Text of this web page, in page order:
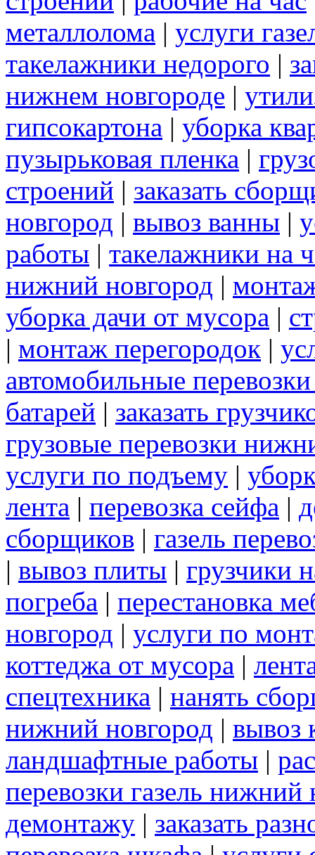
металлолома | услуги
такелажники недорого |
нижнем новгороде |
гипсокартона | уборка
пузырьковая пленка |
строений | заказать
новгород | вывоз ванны |
работы | такелажники на
нижний новгород |
уборка дачи от мусора |
| монтаж перегородок |
автомобильные
батарей | заказать
грузовые перевозки
услуги по подъему |
лента | перевозка сейфа |
сборщиков | газель
| вывоз плиты | грузчики
погреба | перестановка
новгород | услуги по
коттеджа от мусора |
спецтехника | нанять
нижний новгород | вывоз
ландшафтные работы |
перевозки газель нижний
демонтажу | заказать